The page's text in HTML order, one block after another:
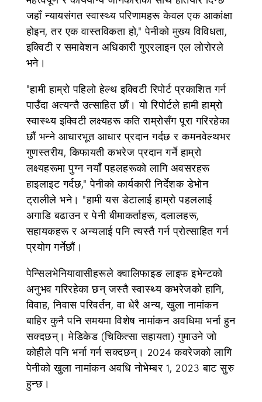
जहाँ न्यायसंगत स्वास्थ्य परिणामहरू केवल एक आकांक्षा
होइन, तर एक वास्तविकता हो," पेनीको मुख्य विविधता,
इक्विटी र समावेशन अधिकारी गुएरलाइन एल लोरोरले
भने।
"हामी हाम्रो पहिलो हेल्थ इक्विटी रिपोर्ट प्रकाशित गर्न
पाउँदा अत्यन्तै उत्साहित छौं। यो रिपोर्टले हामी हाम्रो
स्वास्थ्य इक्विटी लक्ष्यहरू कति राम्रोसँग पूरा गरिरहेका
छौं भन्ने आधारभूत आधार प्रदान गर्दछ र कमनवेल्थभर
गुणस्तरीय, किफायती कभरेज प्रदान गर्ने हाम्रो
लक्ष्यहरूमा पुग्न नयाँ पहलहरूको लागि अवसरहरू
हाइलाइट गर्दछ," पेनीको कार्यकारी निर्देशक डेभोन
ट्रालीले भने। "हामी यस डेटालाई हाम्रो पहललाई
अगाडि बढाउन र पेनी बीमाकर्ताहरू, दलालहरू,
सहायकहरू र अन्यलाई पनि त्यस्तै गर्न प्रोत्साहित गर्न
प्रयोग गर्नेछौं।
पेन्सिलभेनियावासीहरूले क्वालिफाइङ लाइफ इभेन्टको
अनुभव गरिरहेका छन् जस्तै स्वास्थ्य कभरेजको हानि,
विवाह, निवास परिवर्तन, वा धेरै अन्य, खुला नामांकन
बाहिर कुनै पनि समयमा विशेष नामांकन अवधिमा भर्ना हुन
सक्दछन्। मेडिकेड (चिकित्सा सहायता) गुमाउने जो
कोहीले पनि भर्ना गर्न सक्दछन्। 2024 कवरेजको लागि
पेनीको खुला नामांकन अवधि नोभेम्बर 1, 2023 बाट सुरु
हुन्छ।